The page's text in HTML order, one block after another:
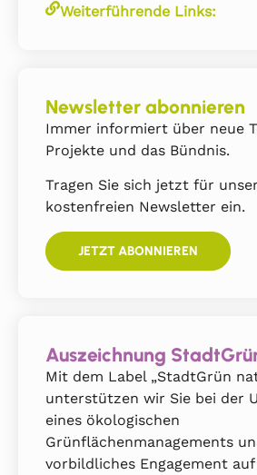
Weiterführende Links:
Newsletter abonnieren
Immer informiert über neue
Projekte und das Bündnis.
Tragen Sie sich jetzt für
kostenfreien Newsletter ein.
JETZT ABONNIEREN
Auszeichnung
Mit dem Label „StadtGrün
unterstützen wir Sie bei der
eines ökologischen
Grünflächenmanagements
vorbildliches Engagement